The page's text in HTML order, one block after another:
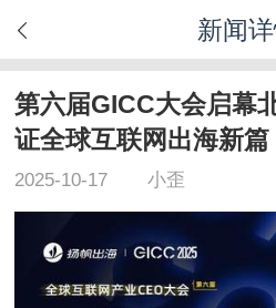
新闻
第六届GICC大会启幕
证全球互联网出海新篇
2025-10-17 小歪